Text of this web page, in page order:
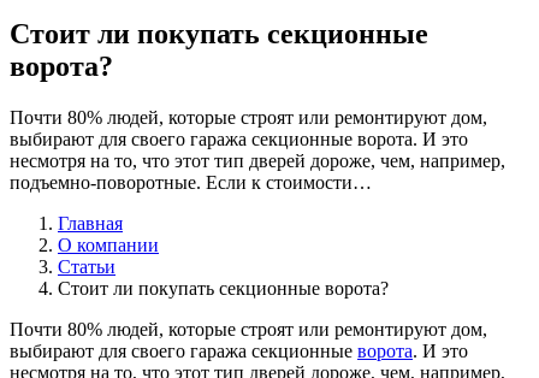
Стоит ли покупать секционные
ворота?
Почти 80% людей, которые строят или ремонтируют дом,
выбирают для своего гаража секционные ворота. И это
несмотря на то, что этот тип дверей дороже, чем, например,
подъемно-поворотные. Если к стоимости…
Главная
О компании
Статьи
Стоит ли покупать секционные ворота?
Почти 80% людей, которые строят или ремонтируют дом,
выбирают для своего гаража секционные ворота. И это
несмотря на то, что этот тип дверей дороже, чем, например,